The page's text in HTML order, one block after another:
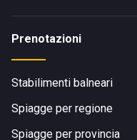
Prenotazioni
Stabilimenti balneari
Spiagge per regione
Spiagge per provincia